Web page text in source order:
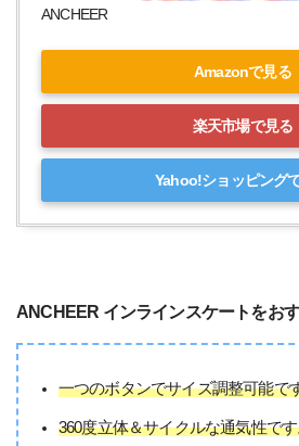
ANCHEER
Amazonで見る
楽天市場で見る
Yahoo!ショッピング
ANCHEER インラインスケートをお
一つのボタンでサイズ調整可能で
360度立体＆サイクルな通気性で